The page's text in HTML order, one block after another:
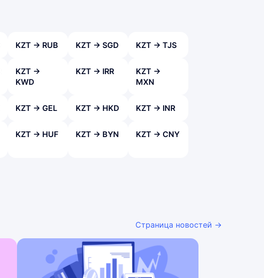
KZT → RUB KZT → SGD KZT → TJS
KZT →
KWD
KZT → IRR
KZT →
MXN
KZT → GEL KZT → HKD KZT → INR
KZT → HUF KZT → BYN KZT → CNY
Страница новостей →